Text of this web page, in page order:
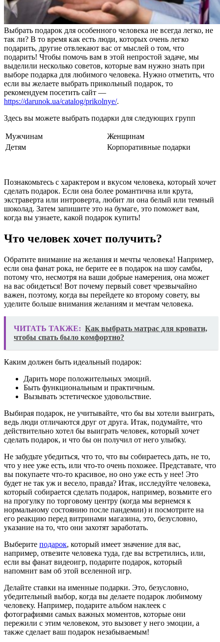
Выбрать подарок для особенного человека не всегда легко, не
так ли? В то время как есть люди, которых очень легко
подарить, другие отвлекают вас от мыслей о том, что
подарить! Чтобы помочь вам в этой непростой задаче, мы
выделили несколько советов, которые вам нужно знать при
выборе подарка для любимого человека. Нужно отметить, что
если вы желаете выбрать прикольный подарок, то
рекомендуем посетить сайт —
https://darunok.ua/catalog/prikolnye/.
Здесь вы можете выбрать подарки для следующих групп
Мужчинам
Женщинам
Детям
Корпоративные подарки
Познакомьтесь с характером и вкусом человека, который хочет
сделать подарок. Если она более романтична или крута,
экстраверта или интроверта, любит ли она белый или темный
шоколад. Затем запишите это на бумаге, это поможет вам,
когда вы узнаете, какой подарок купить!
Что человек хочет получить?
Обратите внимание на желания и мечты человека! Например,
если она фанат рока, не берите ее в подарок на шоу самбы,
потому что, несмотря на ваши добрые намерения, она может
на вас обидеться! Вот почему первый совет чрезвычайно
важен, поэтому, когда вы перейдете ко второму совету, вы
уделите больше внимания желаниям и мечтам человека.
ЧИТАТЬ ТАКЖЕ: Как выбрать матрас для кровати,
чтобы спать было комфортно?
Каким должен быть идеальный подарок:
Дарить море положительных эмоций.
Быть функциональным и практичным.
Вызывать эстетическое удовольствие.
Выбирая подарок, не учитывайте, что бы вы хотели выиграть,
ведь люди отличаются друг от друга. Итак, подумайте, что
действительно хотел бы выиграть человек, который хочет
сделать подарок, и что бы он получил от него улыбку.
Не забудьте убедиться, что то, что вы собираетесь дать, не то,
что у нее уже есть, или что-то очень похожее. Представьте, что
вы покупаете что-то красивое, но оно уже есть у нее! Это
будет не так уж и весело, правда? Итак, исследуйте человека,
который собирается сделать подарок, например, возьмите его
на прогулку по торговому центру (когда мы вернемся к
нормальному состоянию после пандемии) и посмотрите на
его реакцию перед витринами магазина, это, безусловно,
указание на то, что они захотят заработать.
Выберите подарок, который имеет значение для вас,
например, отвезите человека туда, где вы встретились, или,
если вы фанат видеоигр, подарите подарок, который
напомнит вам об этой вселенной игр.
Делайте ставки на именные подарки. Это, безусловно,
убедительный выбор, когда вы делаете подарок любимому
человеку. Например, подарите альбом наклеек с
фотографиями самых важных моментов, которые они
пережили с этим человеком, это вызовет у него эмоции, а
также сделает ваш подарок незабываемым!